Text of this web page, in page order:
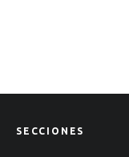
SECCIONES